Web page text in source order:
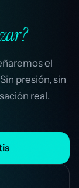
el
presión, sin
real.